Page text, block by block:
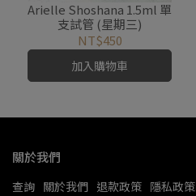
Arielle Shoshana 1.5ml 單
支試管 (星期三)
NT$450
加入購物車
關於我們
查詢 關於我們 退款政策 隱私政策